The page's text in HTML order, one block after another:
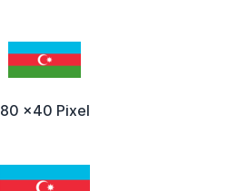
80 x40 Pixel